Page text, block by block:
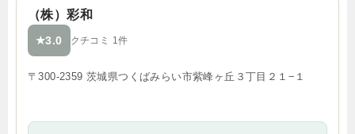
（株）彩和
★3.0 クチコミ 1件
〒300-2359 茨城県つくばみらい市紫峰ヶ丘３丁目２１−１